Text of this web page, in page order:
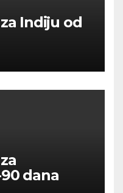
Indiju od
dana